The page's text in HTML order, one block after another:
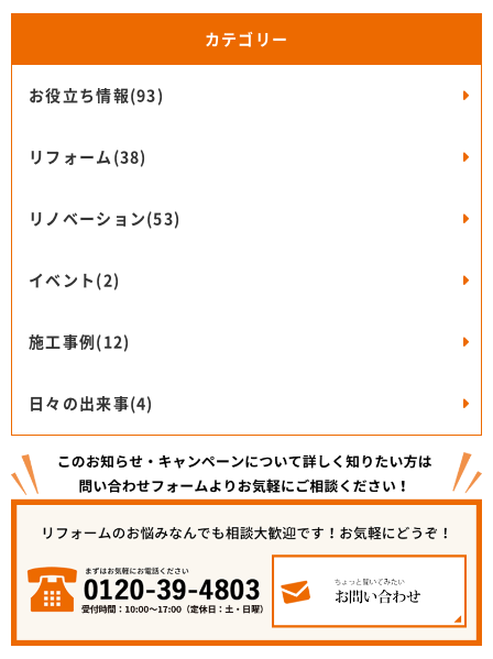
カテゴリー
お役立ち情報(93)
リフォーム(38)
リノベーション(53)
イベント(2)
施工事例(12)
日々の出来事(4)